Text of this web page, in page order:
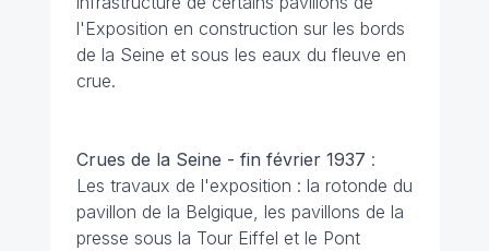
l'Exposition en construction sur les bords
de la Seine et sous les eaux du fleuve en
crue.
Crues de la Seine - fin février 1937 :
Les travaux de l'exposition : la rotonde du
pavillon de la Belgique, les pavillons de la
presse sous la Tour Eiffel et le Pont